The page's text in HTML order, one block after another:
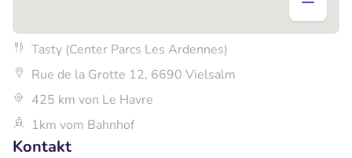
Tasty (Center Parcs Les Ardennes)
Rue de la Grotte 12, 6690 Vielsalm
425 km von Le Havre
1km vom Bahnhof
Kontakt